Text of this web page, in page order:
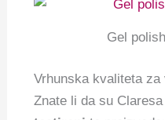
Gel
Vrhunska kvaliteta za
Znate li da su